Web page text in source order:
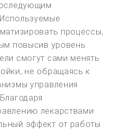
процессы,
повысив уровень
смогут сами менять
не обращаясь к
управления
лекарствами
эффект от работы